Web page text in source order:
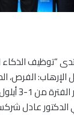
“توظيف
الفرص،
والذي
الدكتور عادل